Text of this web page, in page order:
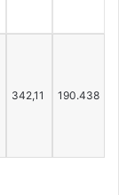
342,11 190.438